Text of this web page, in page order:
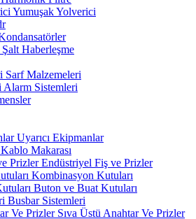
Yumuşak Yolverici
Şalt Haberleşme
Sarf Malzemeleri
Alarm Sistemleri
Uyarıcı Ekipmanlar
Kablo Makarası
Endüstriyel Fiş ve Prizler
Kombinasyon Kutuları
Buton ve Buat Kutuları
Busbar Sistemleri
Sıva Üstü Anahtar Ve Prizler